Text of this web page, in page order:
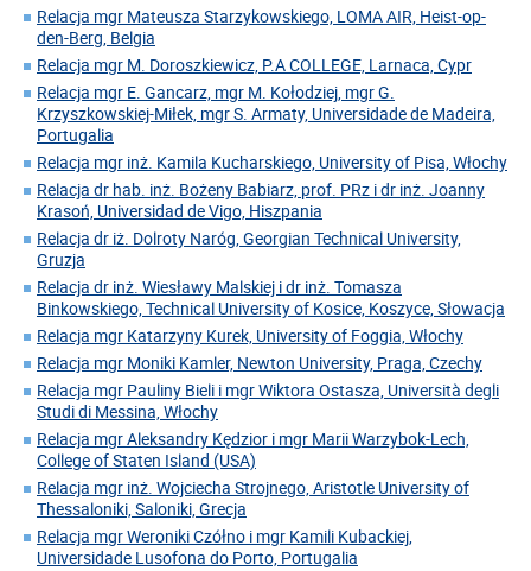
Relacja mgr Mateusza Starzykowskiego, LOMA AIR, Heist-op-
den-Berg, Belgia
Relacja mgr M. Doroszkiewicz, P.A COLLEGE, Larnaca, Cypr
Relacja mgr E. Gancarz, mgr M. Kołodziej, mgr G.
Krzyszkowskiej-Miłek, mgr S. Armaty, Universidade de Madeira,
Portugalia
Relacja mgr inż. Kamila Kucharskiego, University of Pisa, Włochy
Relacja dr hab. inż. Bożeny Babiarz, prof. PRz i dr inż. Joanny
Krasoń, Universidad de Vigo, Hiszpania
Relacja dr iż. Dolroty Naróg, Georgian Technical University,
Gruzja
Relacja dr inż. Wiesławy Malskiej i dr inż. Tomasza
Binkowskiego, Technical University of Kosice, Koszyce, Słowacja
Relacja mgr Katarzyny Kurek, University of Foggia, Włochy
Relacja mgr Moniki Kamler, Newton University, Praga, Czechy
Relacja mgr Pauliny Bieli i mgr Wiktora Ostasza, Università degli
Studi di Messina, Włochy
Relacja mgr Aleksandry Kędzior i mgr Marii Warzybok-Lech,
College of Staten Island (USA)
Relacja mgr inż. Wojciecha Strojnego, Aristotle University of
Thessaloniki, Saloniki, Grecja
Relacja mgr Weroniki Czółno i mgr Kamili Kubackiej,
Universidade Lusofona do Porto, Portugalia